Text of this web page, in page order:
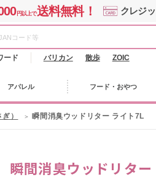
円以上で送料無料！ クレジ
ード バリカン 散歩 ZOIC
アパレル フード・おやつ
） 瞬間消臭ウッドリター ライト7L
瞬間消臭ウッドリタ